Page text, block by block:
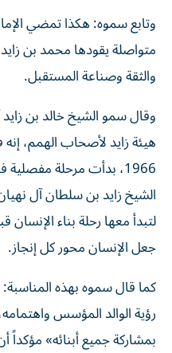
وتابع سموه: هكذا تمضي
متواصلة يقودها محمد بن
والثقة وصناعة المستقبل.
وقال سمو الشيخ خالد بن
هيئة زايد لأصحاب
1966، بدأت مرحلة
الشيخ زايد بن سلطان آل
لتبدأ معها رحلة بناء
جعل الإنسان محور كل إنجاز.
كما قال سموه بهذه
رؤية الوالد المؤسس
بمشاركة جميع أبنائه» مؤكداً